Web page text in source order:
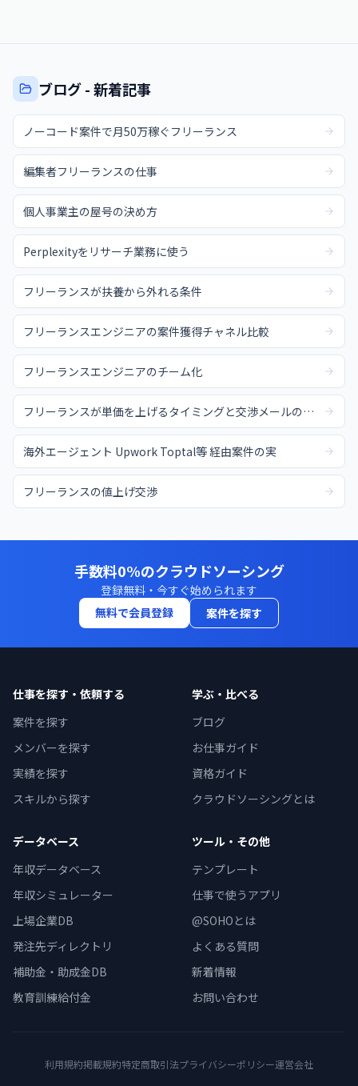
ブログ - 新着記事
ノーコード案件で月50万稼ぐフリーランス
編集者フリーランスの仕事
個人事業主の屋号の決め方
Perplexityをリサーチ業務に使う
フリーランスが扶養から外れる条件
フリーランスエンジニアの案件獲得チャネル比較
フリーランスエンジニアのチーム化
フリーランスが単価を上げるタイミングと交渉メールの例文
海外エージェント Upwork Toptal等 経由案件の実
フリーランスの値上げ交渉
手数料0%のクラウドソーシング
登録無料・今すぐ始められます
無料で会員登録
案件を探す
仕事を探す・依頼する
案件を探す
メンバーを探す
実績を探す
スキルから探す
学ぶ・比べる
ブログ
お仕事ガイド
資格ガイド
クラウドソーシングとは
データベース
年収データベース
年収シミュレーター
上場企業DB
発注先ディレクトリ
補助金・助成金DB
教育訓練給付金
ツール・その他
テンプレート
仕事で使うアプリ
@SOHOとは
よくある質問
新着情報
お問い合わせ
利用規約掲載規約特定商取引法プライバシーポリシー運営会社